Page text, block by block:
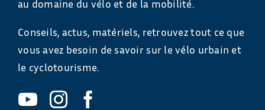
au domaine du vélo et de la mobilité.
Conseils, actus, matériels, retrouvez tout ce que
vous avez besoin de savoir sur le vélo urbain et
le cyclotourisme.